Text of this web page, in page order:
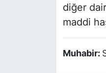
diğer
maddi
Muhabir: